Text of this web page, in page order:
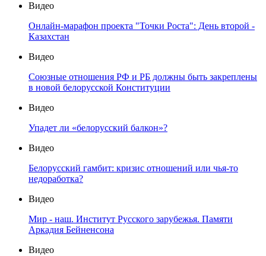
Видео
Онлайн-марафон проекта "Точки Роста": День второй -
Казахстан
Видео
Союзные отношения РФ и РБ должны быть закреплены
в новой белорусской Конституции
Видео
Упадет ли «белорусский балкон»?
Видео
Белорусский гамбит: кризис отношений или чья-то
недоработка?
Видео
Мир - наш. Институт Русского зарубежья. Памяти
Аркадия Бейненсона
Видео